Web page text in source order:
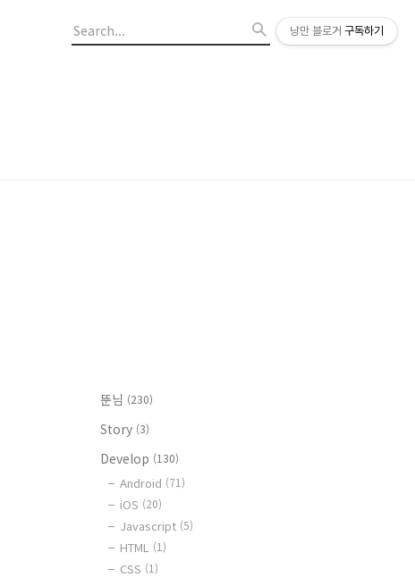
뚠님 (230)
Story (3)
Develop (130)
Android (71)
iOS (20)
Javascript (5)
HTML (1)
CSS (1)
낭만 블로거 구독하기